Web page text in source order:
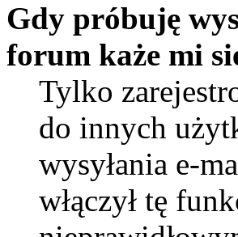
Gdy próbuję
forum każe mi
Tylko
do innych
wysyłania e-
włączył tę